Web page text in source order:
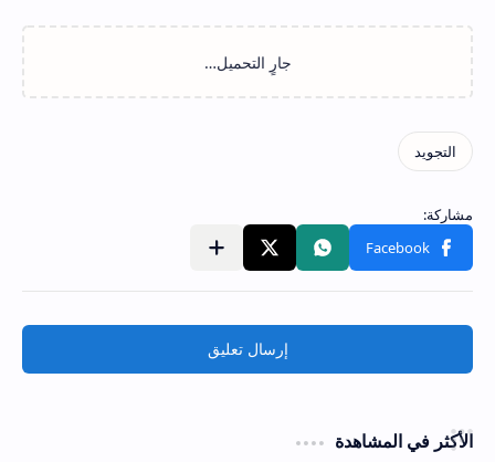
إرسال تعليق
الأكثر في المشاهدة